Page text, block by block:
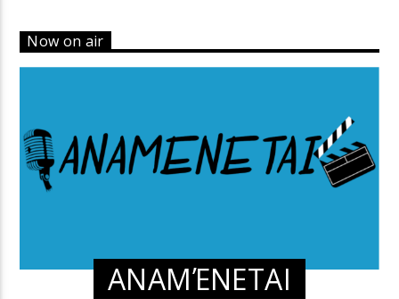
Now on air
ΑΝΑΜΈΝΕΤΑΙ